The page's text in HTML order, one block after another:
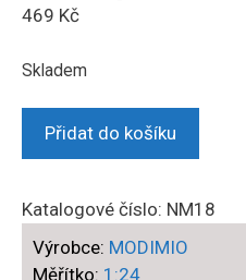
469 Kč
Skladem
MODIMIO
-
Pannonia-
250
Přidat do košíku
Katalogové číslo: NM18
Výrobce: MODIMIO
Měřítko: 1:24